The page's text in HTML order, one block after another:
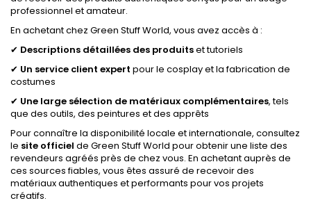
professionnel et amateur.
En achetant chez Green Stuff World, vous avez accès à :
✔ Descriptions détaillées des produitset tutoriels
✔ Un service client expert pour le cosplay et la fabrication de
costumes
✔ Une large sélection de matériaux complémentaires, tels
que des outils, des peintures et des apprêts
Pour connaître la disponibilité locale et internationale, consultez
le site officiel de Green Stuff World pour obtenir une liste des
revendeurs agréés près de chez vous. En achetant auprès de
ces sources fiables, vous êtes assuré de recevoir des
matériaux authentiques et performants pour vos projets
créatifs.